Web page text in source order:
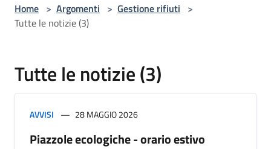
Home > Argomenti > Gestione rifiuti >
Tutte le notizie (3)
Tutte le notizie (3)
AVVISI 28 MAGGIO 2026
Piazzole ecologiche - orario estivo